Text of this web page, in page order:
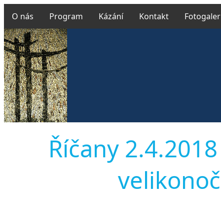
O nás Program Kázání Kontakt
Říčany